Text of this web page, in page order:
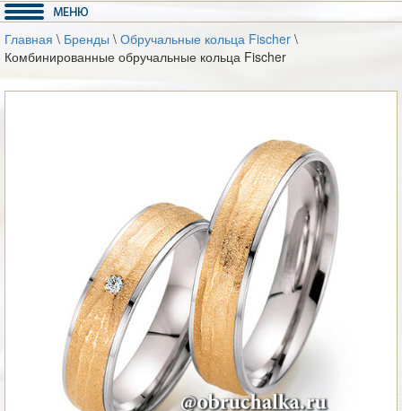
Главная \ Бренды \ Обручальные кольца Fischer \
Комбинированные обручальные кольца Fischer